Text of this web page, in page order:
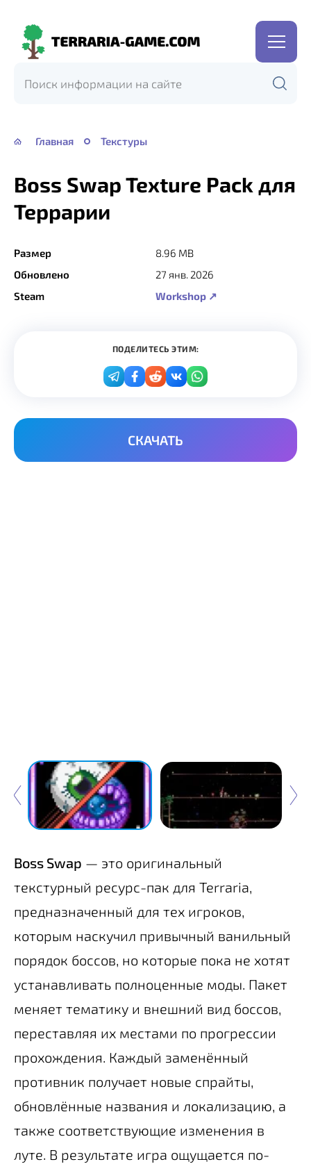
Terraria-
Главная Текстуры
Boss Swap Texture Pack для
Террарии
Размер
8.96 MB
Обновлено
27 янв. 2026
Steam
Workshop ↗
ПОДЕЛИТЕСЬ ЭТИМ:
СКАЧАТЬ
Boss Swap — это оригинальный
текстурный ресурс-пак для Terraria,
предназначенный для тех игроков,
которым наскучил привычный ванильный
порядок боссов, но которые пока не хотят
устанавливать полноценные моды. Пакет
меняет тематику и внешний вид боссов,
переставляя их местами по прогрессии
прохождения. Каждый заменённый
противник получает новые спрайты,
обновлённые названия и локализацию, а
также соответствующие изменения в
луте. В результате игра ощущается по-